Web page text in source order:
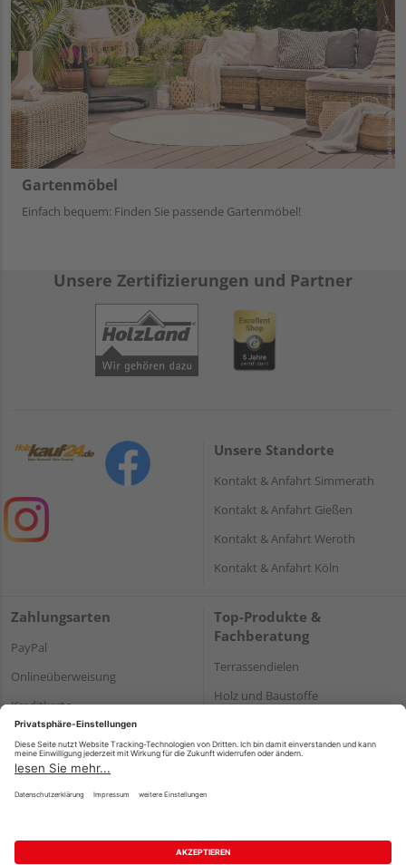
Gartenmöbel
Einfach bequem: Finden Sie passende Gartenmöbel!
Unsere Zertifizierungen und Partner
Unsere Standorte
Kontakt & Anfahrt Simmerath
Kontakt & Anfahrt Gießen
Kontakt & Anfahrt Weroth
Kontakt & Anfahrt Köln
Zahlungsarten
PayPal
Onlineüberweisung
Kreditkarte
*Bonität vorausgesetzt
Top-Produkte &
Fachberatung
Terrassendielen
Holz und Baustoffe
Impressum Datenschutz AGB
Barrierefreiheitserklärung